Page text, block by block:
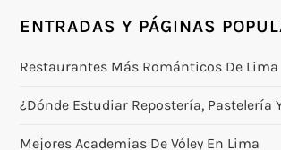
ENTRADAS Y PÁGINAS
Restaurantes Más Románticos De Lima
¿Dónde Estudiar Repostería, Pastelería
Mejores Academias De Vóley En Lima